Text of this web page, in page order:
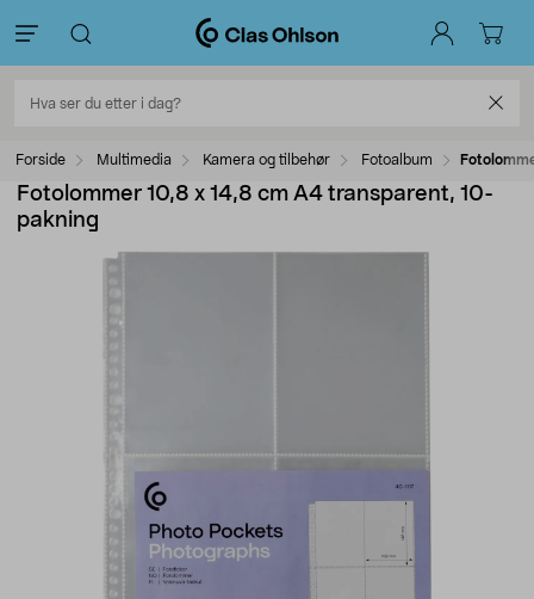
Forside Multimedia Kamera og tilbehør Fotoalbum
Fotolommer 10,8 x 14,8 cm A4 transparent, 10-
pakning